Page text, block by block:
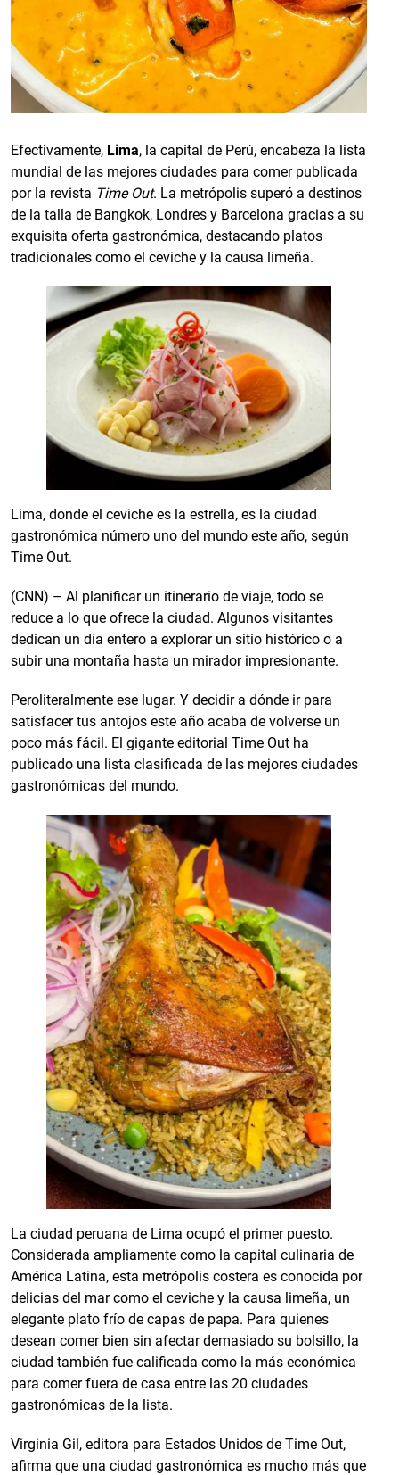
Efectivamente, Lima, la capital de Perú, encabeza la lista
mundial de las mejores ciudades para comer publicada
por la revista Time Out. La metrópolis superó a destinos
de la talla de Bangkok, Londres y Barcelona gracias a su
exquisita oferta gastronómica, destacando platos
tradicionales como el ceviche y la causa limeña.
Lima, donde el ceviche es la estrella, es la ciudad
gastronómica número uno del mundo este año, según
Time Out.
(CNN) – Al planificar un itinerario de viaje, todo se
reduce a lo que ofrece la ciudad. Algunos visitantes
dedican un día entero a explorar un sitio histórico o a
subir una montaña hasta un mirador impresionante.
Peroliteralmente ese lugar. Y decidir a dónde ir para
satisfacer tus antojos este año acaba de volverse un
poco más fácil. El gigante editorial Time Out ha
publicado una lista clasificada de las mejores ciudades
gastronómicas del mundo.
La ciudad peruana de Lima ocupó el primer puesto.
Considerada ampliamente como la capital culinaria de
América Latina, esta metrópolis costera es conocida por
delicias del mar como el ceviche y la causa limeña, un
elegante plato frío de capas de papa. Para quienes
desean comer bien sin afectar demasiado su bolsillo, la
ciudad también fue calificada como la más económica
para comer fuera de casa entre las 20 ciudades
gastronómicas de la lista.
Virginia Gil, editora para Estados Unidos de Time Out,
afirma que una ciudad gastronómica es mucho más que